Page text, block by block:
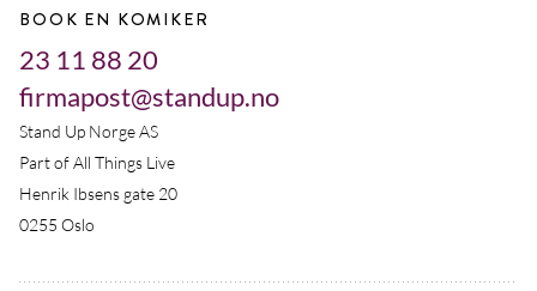
BOOK EN KOMIKER
23 11 88 20
firmapost@standup.no
Stand Up Norge AS
Part of All Things Live
Henrik Ibsens gate 20
0255 Oslo